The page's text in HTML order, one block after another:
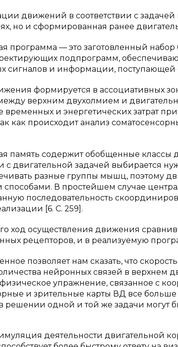
движений в соответствии с
но и сформированная ранее
программа — это заготовленный
подпрограмм,
сигналов и информации, поступающей
формируется в ассоциативных
верхним двухолмием и
и энергетических затрат
как происходит анализ
память содержит обобщенные классы
с двигательной задачей выбирается
разные группы мышц, поэтому
В простейшем случае
последовательность
[6. C. 259].
ход осуществления движения
рецепторов, и в реализуемую
позволяет нам сказать, что
нейронных связей в верхнем
упражнение, связанное с
и зрительные карты ВД все
решении одной и той же задачи могут
деятельности двигательной